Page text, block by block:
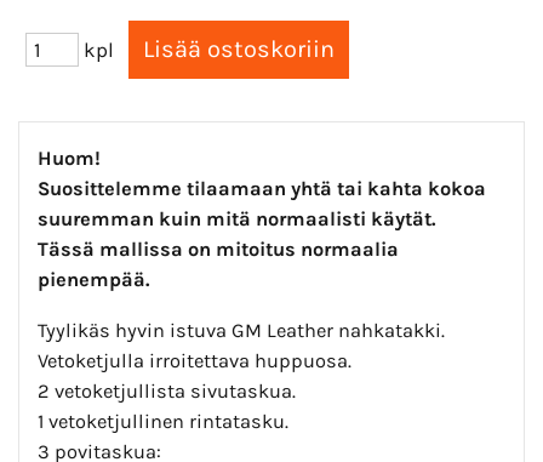
kpl
Huom!
Suosittelemme tilaamaan yhtä tai kahta kokoa
suuremman kuin mitä normaalisti käytät.
Tässä mallissa on mitoitus normaalia
pienempää.
Tyylikäs hyvin istuva GM Leather nahkatakki.
Vetoketjulla irroitettava huppuosa.
2 vetoketjullista sivutaskua.
1 vetoketjullinen rintatasku.
3 povitaskua: